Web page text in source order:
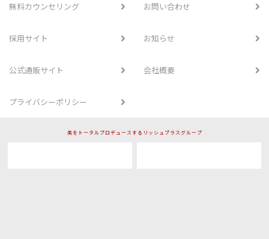
無料カウンセリング お問い合わせ
採用サイト お知らせ
公式通販サイト 会社概要
プライバシーポリシー
美をトータルプロデュースするリッシュプラスグループ